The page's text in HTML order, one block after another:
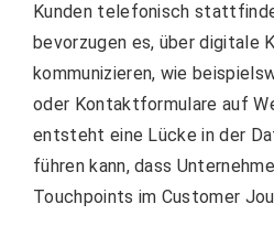
Kunden telefonisch
bevorzugen es, über digitale
kommunizieren, wie
oder Kontaktformulare auf
entsteht eine Lücke in der
führen kann, dass
Touchpoints im Customer